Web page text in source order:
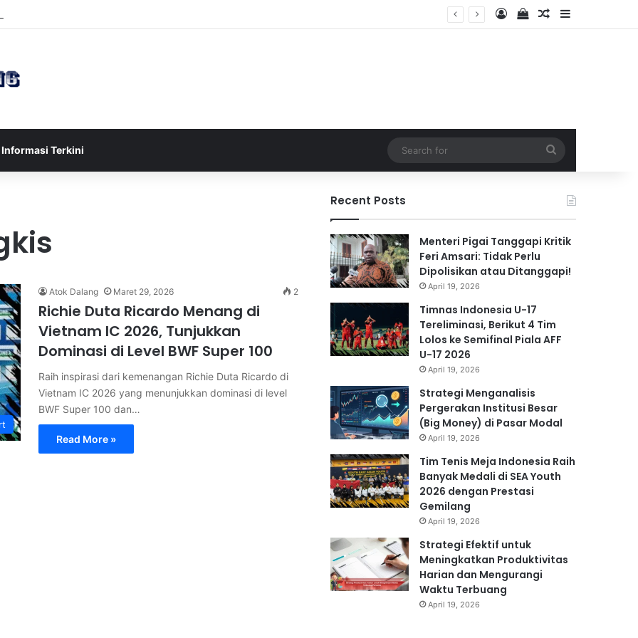
Log InView your
Random Article
Sidebar
Informasi Terkini
for
Atok Dalang Maret 29, 2026 2
Richie Duta Ricardo Menang di
Vietnam IC 2026, Tunjukkan
Dominasi di Level BWF Super 100
Raih inspirasi dari kemenangan Richie Duta Ricardo di
Vietnam IC 2026 yang menunjukkan dominasi di level
BWF Super 100 dan…
Read More »
Recent Posts
Menteri Pigai Tanggapi Kritik
Feri Amsari: Tidak Perlu
Dipolisikan atau Ditanggapi!
April 19, 2026
Timnas Indonesia U-17
Tereliminasi, Berikut 4 Tim
Lolos ke Semifinal Piala AFF
U-17 2026
April 19, 2026
Strategi Menganalisis
Pergerakan Institusi Besar
(Big Money) di Pasar Modal
April 19, 2026
Tim Tenis Meja Indonesia Raih
Banyak Medali di SEA Youth
2026 dengan Prestasi
Gemilang
April 19, 2026
Strategi Efektif untuk
Meningkatkan Produktivitas
Harian dan Mengurangi
Waktu Terbuang
April 19, 2026